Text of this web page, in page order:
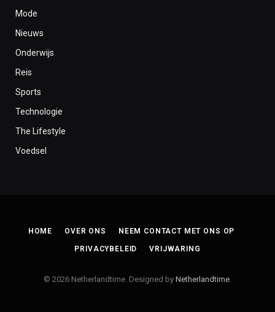
Mode
Nieuws
Onderwijs
Reis
Sports
Technologie
The Lifestyle
Voedsel
HOME OVER ONS NEEM CONTACT MET ONS OP
PRIVACYBELEID VRIJWARING
© 2026 Netherlandtime. Designed by Netherlandtime.